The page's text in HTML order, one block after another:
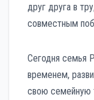
друг друга в
совместным
Сегодня семья
временем,
свою семейную